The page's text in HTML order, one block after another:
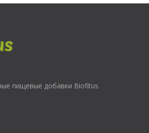
пищевые добавки Biofitus